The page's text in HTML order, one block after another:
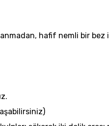
hafif nemli bir